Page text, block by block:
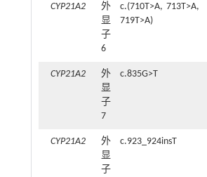
CYP21A2
外
显
子
6
c.(710T>A, 713T>A,
719T>A)
CYP21A2
外
显
子
7
c.835G>T
CYP21A2
外
显
子
c.923_924insT